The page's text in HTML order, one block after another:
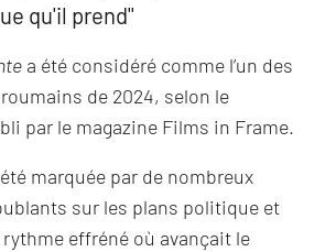
qu'il prend''
a été considéré comme l’un des
de 2024, selon le
par le magazine Films in Frame.
été marquée par de nombreux
sur les plans politique et
effréné où avançait le